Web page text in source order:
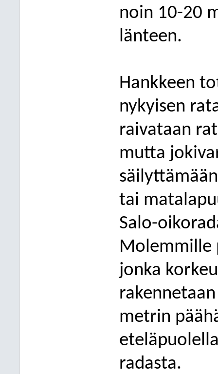
noin 10-20
länteen.
Hankkeen
nykyisen
raivataan
mutta
tai
Salo-
Molemmille
jonka
metrin
radasta.